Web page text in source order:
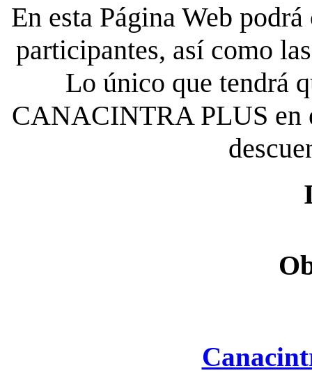
En esta Página Web
participantes, así como
Lo único que tendrá
CANACINTRA PLUS en